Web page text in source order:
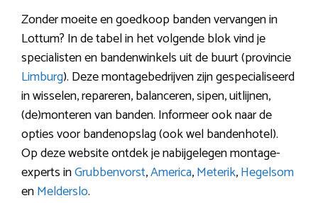
Zonder moeite en goedkoop banden vervangen in
Lottum? In de tabel in het volgende blok vind je
specialisten en bandenwinkels uit de buurt (provincie
Limburg). Deze montagebedrijven zijn gespecialiseerd
in wisselen, repareren, balanceren, sipen, uitlijnen,
(de)monteren van banden. Informeer ook naar de
opties voor bandenopslag (ook wel bandenhotel).
Op deze website ontdek je nabijgelegen montage-
experts inGrubbenvorst,America,Meterik,Hegelsom
enMelderslo.